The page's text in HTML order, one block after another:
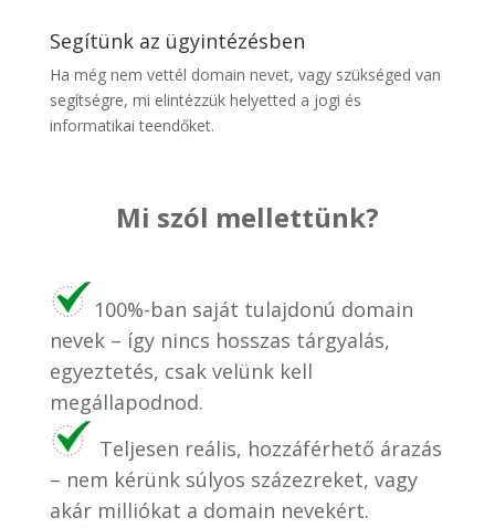
Segítünk az ügyintézésben
Ha még nem vettél domain nevet, vagy szükséged van
segítségre, mi elintézzük helyetted a jogi és
informatikai teendőket.
Mi szól mellettünk?
100%-ban saját tulajdonú domain
nevek – így nincs hosszas tárgyalás,
egyeztetés, csak velünk kell
megállapodnod.
Teljesen reális, hozzáférhető árazás
– nem kérünk súlyos százezreket, vagy
akár milliókat a domain nevekért.